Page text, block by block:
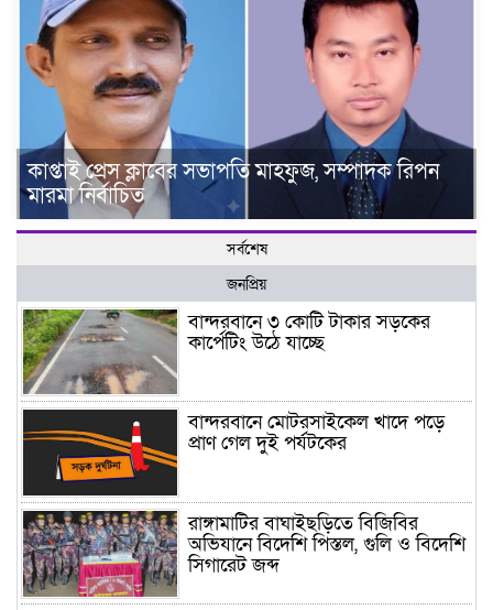
কাপ্তাই প্রেস ক্লাবের সভাপতি মাহফুজ, সম্পাদক রিপন
মারমা নির্বাচিত
সর্বশেষ
জনপ্রিয়
বান্দরবানে ৩ কোটি টাকার সড়কের
কার্পেটিং উঠে যাচ্ছে
বান্দরবানে মোটরসাইকেল খাদে পড়ে
প্রাণ গেল দুই পর্যটকের
রাঙ্গামাটির বাঘাইছড়িতে বিজিবির
অভিযানে বিদেশি পিস্তল, গুলি ও বিদেশি
সিগারেট জব্দ